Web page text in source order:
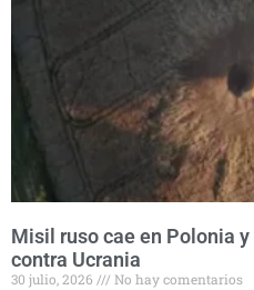
Misil ruso cae en Polonia
contra Ucrania
30 julio, 2026 No hay comentarios